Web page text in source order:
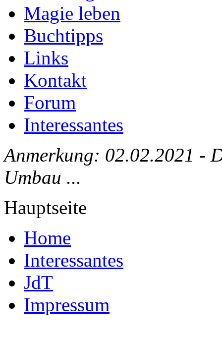
Magie leben
Buchtipps
Links
Kontakt
Forum
Interessantes
Anmerkung: 02.02.2021 -
Umbau ...
Hauptseite
Home
Interessantes
JdT
Impressum